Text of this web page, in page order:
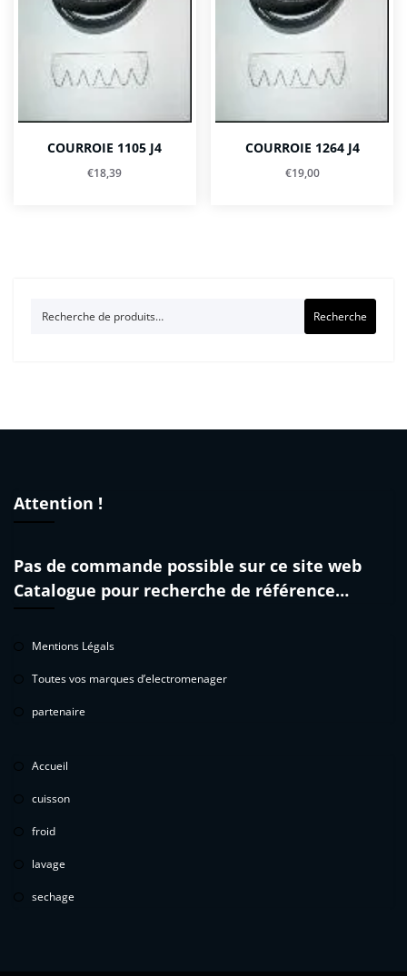
COURROIE 1105 J4
€18,39
COURROIE 1264 J4
€19,00
Recherche
Attention !
Pas de commande possible sur ce site web
Catalogue pour recherche de référence…
Mentions Légals
Toutes vos marques d’electromenager
partenaire
Accueil
cuisson
froid
lavage
sechage